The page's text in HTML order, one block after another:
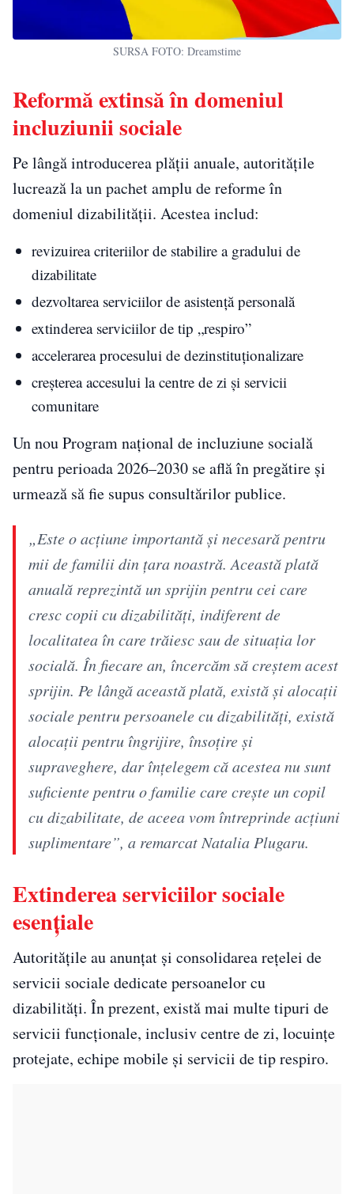
SURSA FOTO: Dreamstime
Reformă extinsă în domeniul
incluziunii sociale
Pe lângă introducerea plății anuale, autoritățile
lucrează la un pachet amplu de reforme în
domeniul dizabilității. Acestea includ:
revizuirea criteriilor de stabilire a gradului de
dizabilitate
dezvoltarea serviciilor de asistență personală
extinderea serviciilor de tip „respiro”
accelerarea procesului de dezinstituționalizare
creșterea accesului la centre de zi și servicii
comunitare
Un nou Program național de incluziune socială
pentru perioada 2026–2030 se află în pregătire și
urmează să fie supus consultărilor publice.
„Este o acțiune importantă și necesară pentru
mii de familii din țara noastră. Această plată
anuală reprezintă un sprijin pentru cei care
cresc copii cu dizabilități, indiferent de
localitatea în care trăiesc sau de situația lor
socială. În fiecare an, încercăm să creștem acest
sprijin. Pe lângă această plată, există și alocații
sociale pentru persoanele cu dizabilități, există
alocații pentru îngrijire, însoțire și
supraveghere, dar înțelegem că acestea nu sunt
suficiente pentru o familie care crește un copil
cu dizabilitate, de aceea vom întreprinde acțiuni
suplimentare”, a remarcat Natalia Plugaru.
Extinderea serviciilor sociale
esențiale
Autoritățile au anunțat și consolidarea rețelei de
servicii sociale dedicate persoanelor cu
dizabilități. În prezent, există mai multe tipuri de
servicii funcționale, inclusiv centre de zi, locuințe
protejate, echipe mobile și servicii de tip respiro.